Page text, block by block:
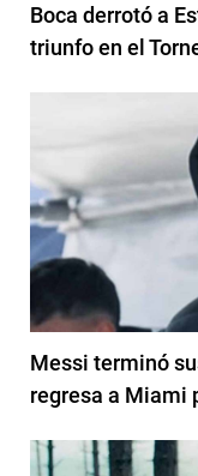
Boca derrotó a
triunfo en el
Messi terminó
regresa a Miami